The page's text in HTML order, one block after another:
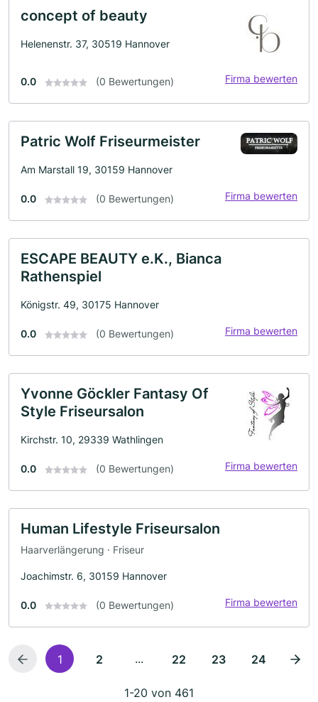
concept of beauty
Helenenstr. 37, 30519 Hannover
0.0 (0 Bewertungen) Firma bewerten
Patric Wolf Friseurmeister
Am Marstall 19, 30159 Hannover
0.0 (0 Bewertungen) Firma bewerten
ESCAPE BEAUTY e.K., Bianca
Rathenspiel
Königstr. 49, 30175 Hannover
0.0 (0 Bewertungen) Firma bewerten
Yvonne Göckler Fantasy Of
Style Friseursalon
Kirchstr. 10, 29339 Wathlingen
0.0 (0 Bewertungen) Firma bewerten
Human Lifestyle Friseursalon
Haarverlängerung · Friseur
Joachimstr. 6, 30159 Hannover
0.0 (0 Bewertungen) Firma bewerten
1 2 ... 22 23 24
1-20 von 461